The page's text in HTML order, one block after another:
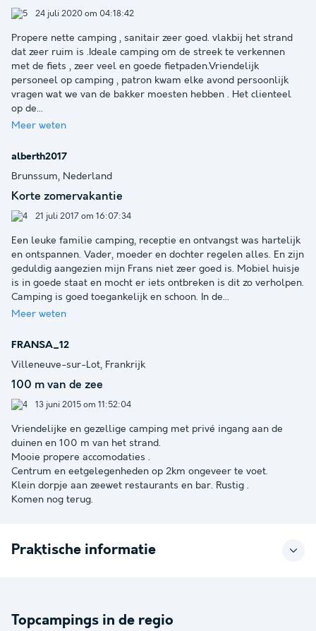
24 juli 2020 om 04:18:42
Propere nette camping , sanitair zeer goed. vlakbij het strand
dat zeer ruim is .Ideale camping om de streek te verkennen
met de fiets , zeer veel en goede fietpaden.Vriendelijk
personeel op camping , patron kwam elke avond persoonlijk
vragen wat we van de bakker moesten hebben . Het clienteel
op de...
Meer weten
alberth2017
Brunssum, Nederland
Korte zomervakantie
21 juli 2017 om 16:07:34
Een leuke familie camping, receptie en ontvangst was hartelijk
en ontspannen. Vader, moeder en dochter regelen alles. En zijn
geduldig aangezien mijn Frans niet zeer goed is. Mobiel huisje
is in goede staat en mocht er iets ontbreken is dit zo verholpen.
Camping is goed toegankelijk en schoon. In de...
Meer weten
FRANSA_12
Villeneuve-sur-Lot, Frankrijk
100 m van de zee
13 juni 2015 om 11:52:04
Vriendelijke en gezellige camping met privé ingang aan de
duinen en 100 m van het strand.
Mooie propere accomodaties .
Centrum en eetgelegenheden op 2km ongeveer te voet.
Klein dorpje aan zeewet restaurants en bar. Rustig .
Komen nog terug.
Praktische informatie
Topcampings in de regio